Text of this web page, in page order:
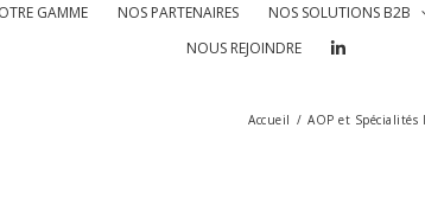
GAMME NOS PARTENAIRES NOS SOLUTIONS B2B
NOUS REJOINDRE
Accueil / AOP et Spécialités